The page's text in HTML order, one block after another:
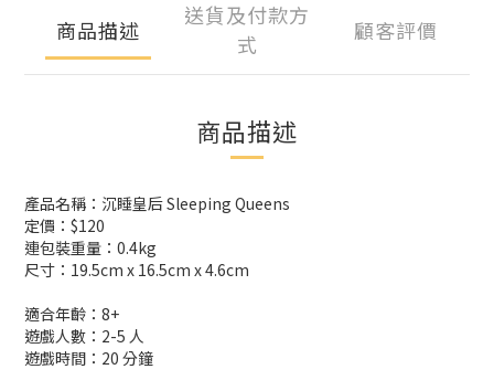
商品描述
送貨及付款方
式
顧客評價
商品描述
產品名稱：沉睡皇后 Sleeping Queens
定價：$120
連包裝重量：0.4kg
尺寸：19.5cm x 16.5cm x 4.6cm
適合年齡：8+
遊戲人數：2-5 人
遊戲時間：20 分鐘